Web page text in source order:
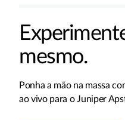
mesmo.
Ponha a mão na massa
ao vivo para o Juniper